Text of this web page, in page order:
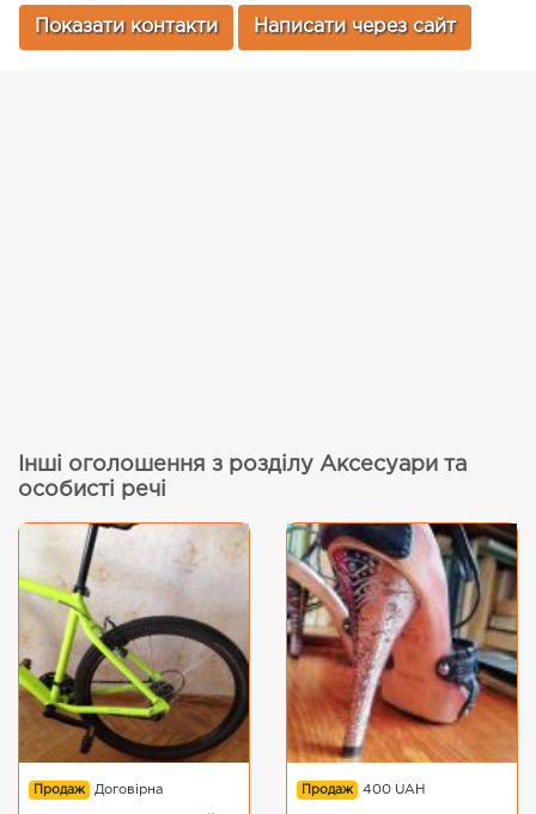
Показати контакти Написати через сайт
Інші оголошення з розділу Аксесуари та
особисті речі
Продаж Договірна Продаж 400 UAH